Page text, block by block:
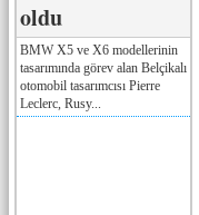
oldu
BMW X5 ve X6 modellerinin
tasarımında görev alan Belçikalı
otomobil tasarımcısı Pierre
Leclerc, Rusy...